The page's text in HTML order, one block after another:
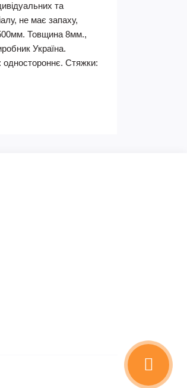
та
не має запаху,
Товщина 8мм.,
Україна.
одностороннє. Стяжки: